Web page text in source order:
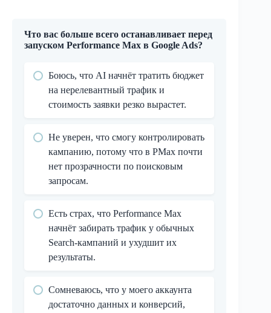
Что вас больше всего останавливает перед
запуском Performance Max в Google Ads?
Боюсь, что AI начнёт тратить бюджет
на нерелевантный трафик и
стоимость заявки резко вырастет.
Не уверен, что смогу контролировать
кампанию, потому что в PMax почти
нет прозрачности по поисковым
запросам.
Есть страх, что Performance Max
начнёт забирать трафик у обычных
Search-кампаний и ухудшит их
результаты.
Сомневаюсь, что у моего аккаунта
достаточно данных и конверсий,